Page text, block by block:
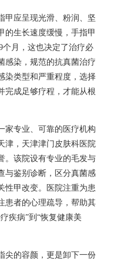
甲应呈现光滑、粉润、坚
的生长速度缓慢，手指甲
个月，这也决定了治疗必
感染，规范的抗真菌治疗
染类型和严重程度，选择
完成足够疗程，才能从根
家专业、可靠的医疗机构
津，天津津门皮肤科医院
。该院设有专业的毛发与
与鉴别诊断，区分真菌感
性甲改变。医院注重为患
患者的心理疏导，帮助其
疾病”到“恢复健康美
尖的容颜，更是卸下一份